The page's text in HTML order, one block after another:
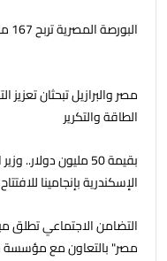
البورصة المصرية تربح 167 مليار جنيه خلال الأسبوع الماضى
مصر والبرازيل تبحثان تعزيز
الطاقة والتكرير
بقيمة 50 مليون
الإسكندرية بإنجامينا
التضامن الاجتماعي تطلق
مصر" بالتعاون مع مؤسسة